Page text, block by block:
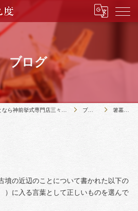
ブログ
ブログ 箸墓古墳
墳の近辺のことについて書かれた以下の
入る言葉として正しいものを選んで